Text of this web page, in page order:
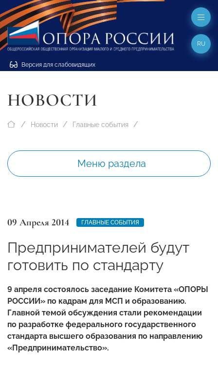
Версия для слабовидящих
RU
НОВОСТИ
Новости Главные события
Меню раздела
09 Апреля 2014 ГЛАВНЫЕ СОБЫТИЯ
Предпринимателей будут
готовить по стандарту
9 апреля состоялось заседание Комитета «ОПОРЫ
РОССИИ» по кадрам для МСП и образованию.
Главной темой обсуждения стали рекомендации
по разработке федерального государственного
стандарта высшего образования по направлению
«Предпринимательство».